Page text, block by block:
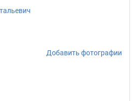
Добавить фотографии